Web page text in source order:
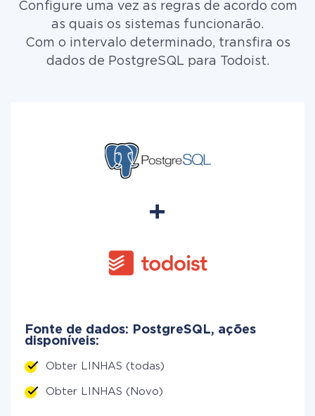
Configure uma vez as regras de acordo com
as quais os sistemas funcionarão.
Com o intervalo determinado, transfira os
dados de PostgreSQL para Todoist.
Fonte de dados: PostgreSQL, ações
disponíveis:
Obter LINHAS (todas)
Obter LINHAS (Novo)